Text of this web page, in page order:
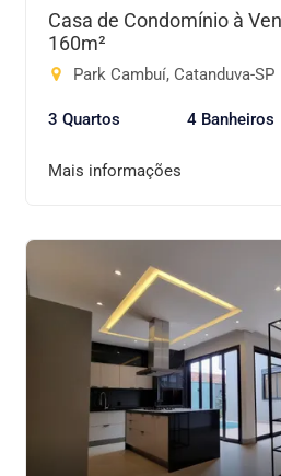
Casa de Condomínio à
160m²
Park Cambuí, Catanduva-SP
3 Quartos 4 Banheiros
Mais informações